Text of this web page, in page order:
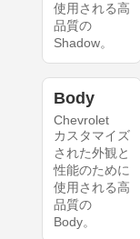
使用される高
品質の
Shadow。
Body
Chevrolet
カスタマイズ
された外観と
性能のために
使用される高
品質の
Body。